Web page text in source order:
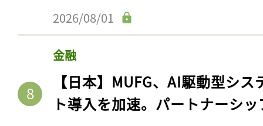
2026/08/01
金融
【日本】MUFG、AI駆動型シ
ト導入を加速。パートナーシ